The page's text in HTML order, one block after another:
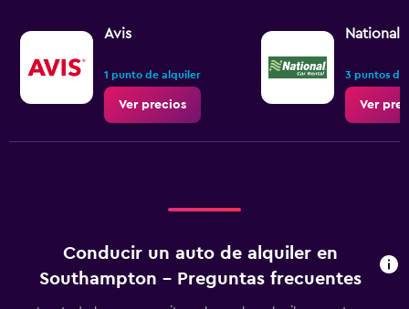
Avis
1 punto de alquiler
Ver precios
National
3 puntos
Ver
Conducir un auto de alquiler en
Southampton - Preguntas frecuentes